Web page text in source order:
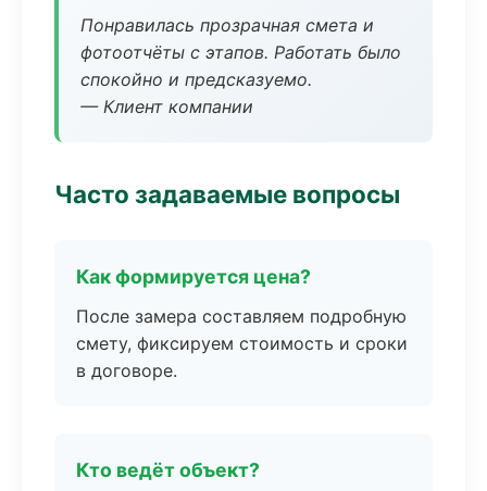
Понравилась прозрачная смета и
фотоотчёты с этапов. Работать было
спокойно и предсказуемо.
— Клиент компании
Часто задаваемые вопросы
Как формируется цена?
После замера составляем подробную
смету, фиксируем стоимость и сроки
в договоре.
Кто ведёт объект?